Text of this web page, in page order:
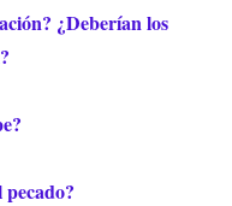
¿Deberían los
pecado?